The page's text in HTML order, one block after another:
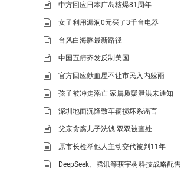
中方回应日本广岛核爆81周年
女子利用漏洞0元买了3千台电器
台风白海豚最新路径
中国五箭齐发反制美国
官方回应献血屋不让市民入内躲雨
孩子被冲走溺亡 家属质疑泄洪未通知
深圳地面沉降致车辆损坏系谣言
父亲贪腐儿子洗钱 双双被查处
原市长检举他人主动交代被判11年
DeepSeek、腾讯等获宇树科技战略配售